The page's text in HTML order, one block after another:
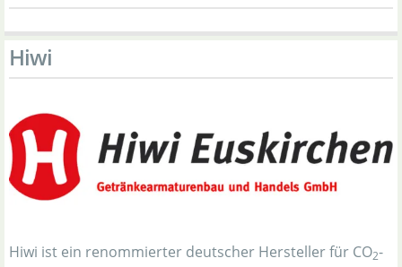
Hiwi
Hiwi ist ein renommierter deutscher Hersteller für CO2-